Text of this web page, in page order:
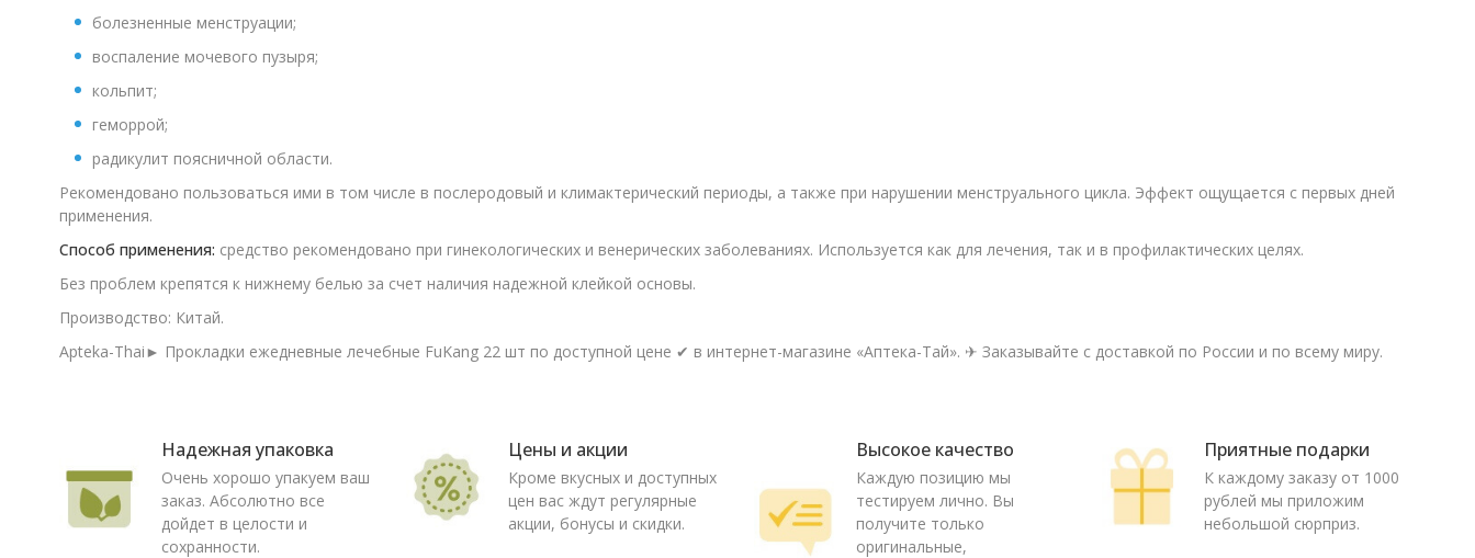
болезненные менструации;
воспаление мочевого пузыря;
кольпит;
геморрой;
радикулит поясничной области.
Рекомендовано пользоваться ими в том числе в послеродовый и климактерический периоды, а также при нарушении менструального цикла. Эффект ощущается с первых дней
применения.
Способ применения: средство рекомендовано при гинекологических и венерических заболеваниях. Используется как для лечения, так и в профилактических целях.
Без проблем крепятся к нижнему белью за счет наличия надежной клейкой основы.
Производство: Китай.
Apteka-Thai► Прокладки ежедневные лечебные FuKang 22 шт по доступной цене ✔ в интернет-магазине «Аптека-Тай». ✈ Заказывайте с доставкой по России и по всему миру.
Надежная упаковка
Очень хорошо упакуем ваш
заказ. Абсолютно все
дойдет в целости и
сохранности.
Цены и акции
Кроме вкусных и доступных
цен вас ждут регулярные
акции, бонусы и скидки.
Высокое качество
Каждую позицию мы
тестируем лично. Вы
получите только
оригинальные,
Приятные подарки
К каждому заказу от 1000
рублей мы приложим
небольшой сюрприз.